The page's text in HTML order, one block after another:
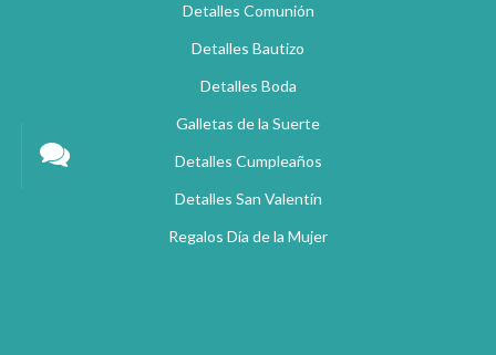
Detalles Comunión
Detalles Bautizo
Detalles Boda
Galletas de la Suerte
Detalles Cumpleaños
Detalles San Valentín
Regalos Día de la Mujer